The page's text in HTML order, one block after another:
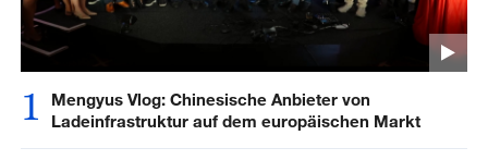
1
Mengyus Vlog: Chinesische Anbieter von
Ladeinfrastruktur auf dem europäischen Markt